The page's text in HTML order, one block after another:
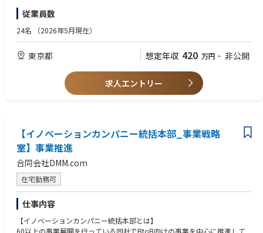
【想定領域（複数領域を統括）】
■経営管理／ガバナンス
■SCM・調達
■バックオフィス全般（人事・経理・総務）
■マーケティング／CX
■編集・制作オペレーション（教育/広告）
■システム開発／ITサービスマネジメント
■データサイエンス・AI活用
③パートナー生産者様の現状把握と課題・ニーズ理解
・生産者様の栽培環境や生産活動に関わる定量＆定性データの標準化と
集約
・該当データの分析を通じた、生産現場の課題やインサイトの把握
・生産現場の課題やインサイトの、育種開発チームへの適切なフィード
⑤農業生産に新たに参入する企業の立ち上げ支援業務
・新規参入するパートナー生産者様の技術的支援
※全国のパートナー生産者様への普及にあたり、出張があります。
※自社品種の生産は、海外でも開始しています。知見・スキルやご関心に
応じて、海外生産者様に対する技術普及も業務役割の範囲とさせていただ
く場合もございます（海外出張の機会もございます）。
※上記に加え、以下のいずれかを満たしていること
・品種普及、栽培指導に関する実務経験
・イチゴの栽培経験
・農学博士ないしは修士（育種学・園芸学等）
・上記以外の植物生理、農産物栽培に関する科学的知見（学術面 / 実務面
従業員数
24名 （2026年5月現在）
東京都 想定年収 420 万円 ~ 非公開
求人エントリー
【イノベーションカンパニー統括本部_事業戦略
室】事業推進
合同会社DMM.com
在宅勤務可
仕事内容
【イノベーションカンパニー統括本部とは】